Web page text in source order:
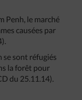
Penh, le marché
causées par
se sont réfugiés
la forêt pour
du 25.11.14).